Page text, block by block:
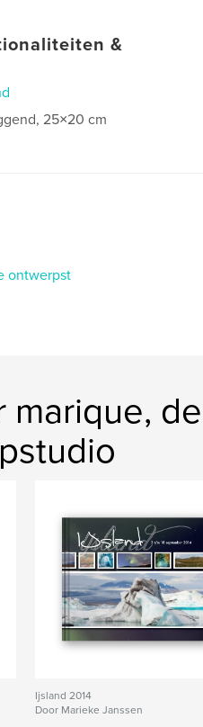
&
25×20 cm
ontwerpst
marique, de
Ijsland 2014
Door Marieke Janssen